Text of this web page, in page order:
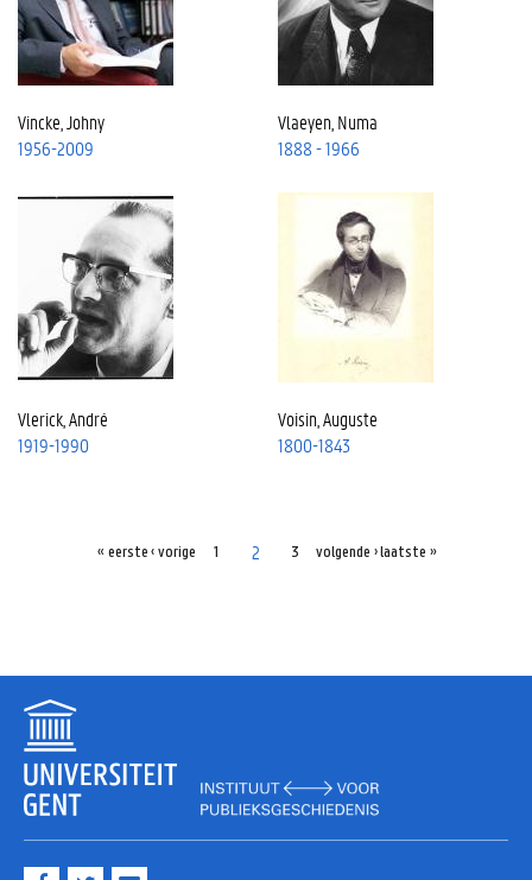
Vincke, Johny
1956-2009
Vlaeyen, Numa
1888 - 1966
Vlerick, André
1919-1990
Voisin, Auguste
1800-1843
« eerste ‹ vorige 1 2 3 volgende ›laatste »